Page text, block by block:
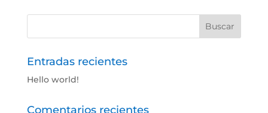
Entradas recientes
Hello world!
Comentarios recientes